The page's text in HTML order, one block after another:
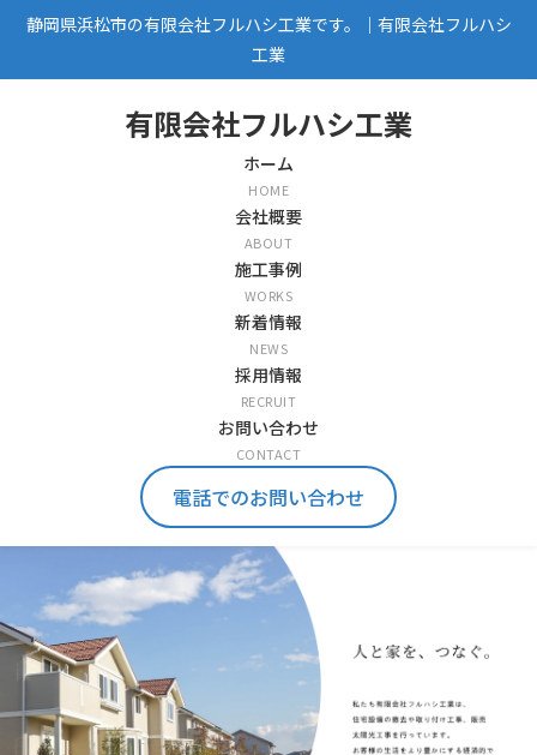
静岡県浜松市の有限会社フルハシ工業です。｜有限会社フルハシ
工業
有限会社フルハシ工業
ホーム
HOME
会社概要
ABOUT
施工事例
WORKS
新着情報
NEWS
採用情報
RECRUIT
お問い合わせ
CONTACT
電話でのお問い合わせ